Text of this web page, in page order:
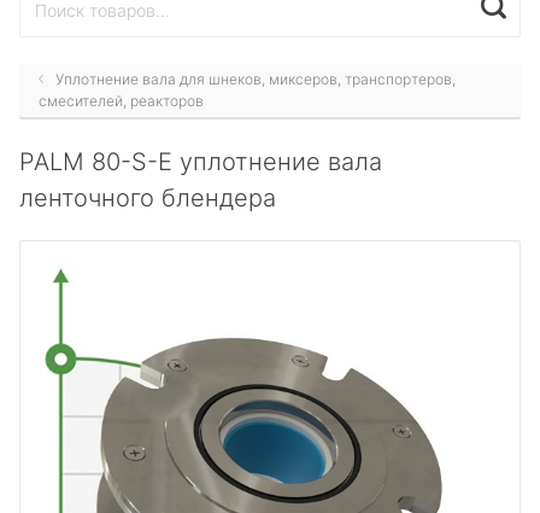
Уплотнение вала для шнеков, миксеров, транспортеров,
смесителей, реакторов
PALM 80-S-E уплотнение вала
ленточного блендера